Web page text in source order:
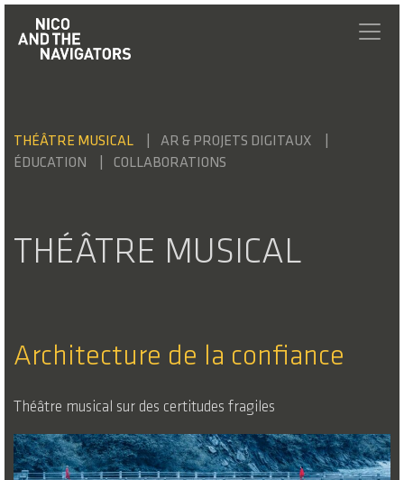
THÉÂTRE MUSICAL
AR & PROJETS DIGITAUX
ÉDUCATION
COLLABORATIONS
THÉÂTRE MUSICAL
Architecture de la confiance
Théâtre musical sur des certitudes fragiles